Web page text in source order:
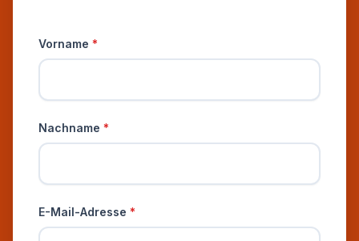
Vorname *
Nachname *
E-Mail-Adresse *